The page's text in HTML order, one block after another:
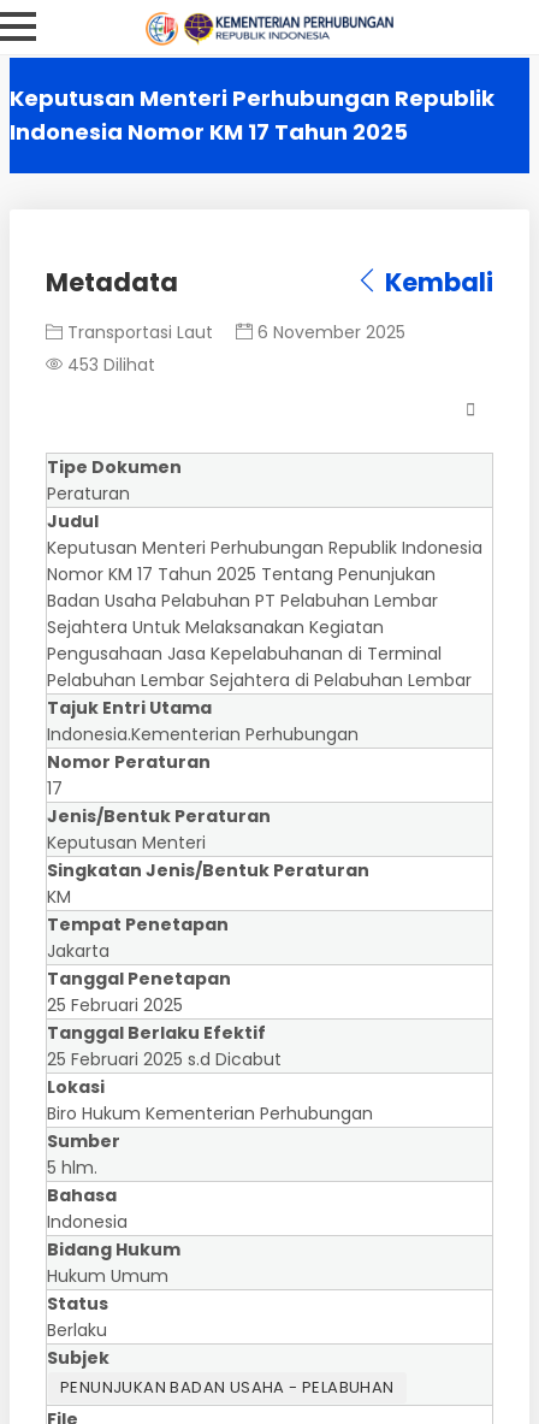
Keputusan Menteri Perhubungan Republik
Indonesia Nomor KM 17 Tahun 2025
Metadata Kembali
Transportasi Laut
6 November 2025
453 Dilihat
Tipe Dokumen
Peraturan
Judul
Keputusan Menteri Perhubungan Republik Indonesia
Nomor KM 17 Tahun 2025 Tentang Penunjukan
Badan Usaha Pelabuhan PT Pelabuhan Lembar
Sejahtera Untuk Melaksanakan Kegiatan
Pengusahaan Jasa Kepelabuhanan di Terminal
Pelabuhan Lembar Sejahtera di Pelabuhan Lembar
Tajuk Entri Utama
Indonesia.Kementerian Perhubungan
Nomor Peraturan
17
Jenis/Bentuk Peraturan
Keputusan Menteri
Singkatan Jenis/Bentuk Peraturan
KM
Tempat Penetapan
Jakarta
Tanggal Penetapan
25 Februari 2025
Tanggal Berlaku Efektif
25 Februari 2025 s.d Dicabut
Lokasi
Biro Hukum Kementerian Perhubungan
Sumber
5 hlm.
Bahasa
Indonesia
Bidang Hukum
Hukum Umum
Status
Berlaku
Subjek
PENUNJUKAN BADAN USAHA - PELABUHAN